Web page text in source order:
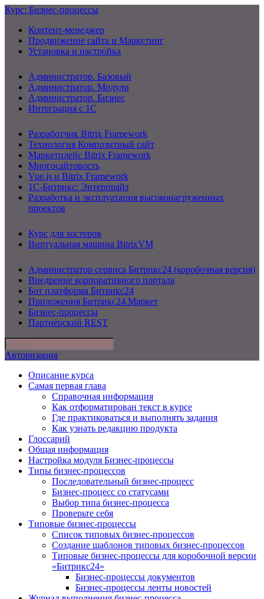
Курс: Бизнес-процессы
Контент-менеджер
Продвижение сайта и Маркетинг
Установка и настройка
Администратор. Базовый
Администратор. Модули
Администратор. Бизнес
Интеграция с 1С
Разработчик Bitrix Framework
Технология Композитный сайт
Маркетплейс Bitrix Framework
Многосайтовость
Vue.js и Bitrix Framework
1С-Битрикс: Энтерпрайз
Разработка и эксплуатация высоконагруженных
проектов
Курс для хостеров
Виртуальная машина BitrixVM
Администратор сервиса Битрикс24 (коробочная версия)
Внедрение корпоративного портала
Бот платформа Битрикс24
Приложения Битрикс24.Маркет
Бизнес-процессы
Партнёрский REST
Авторизация
Описание курса
Самая первая глава
Справочная информация
Как отформатирован текст в курсе
Где практиковаться и выполнять задания
Как узнать редакцию продукта
Глоссарий
Общая информация
Настройка модуля Бизнес-процессы
Типы бизнес-процессов
Последовательный бизнес-процесс
Бизнес-процесс со статусами
Выбор типа бизнес-процесса
Проверьте себя
Типовые бизнес-процессы
Список типовых бизнес-процессов
Создание шаблонов типовых бизнес-процессов
Типовые бизнес-процессы для коробочной версии
«Битрикс24»
Бизнес-процессы документов
Бизнес-процессы ленты новостей